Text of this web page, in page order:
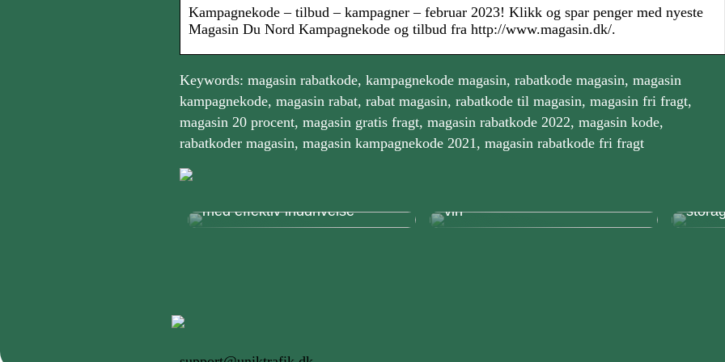
Kampagnekode – tilbud – kampagner – februar 2023! Klikk og spar penger med nyeste
Magasin Du Nord Kampagnekode og tilbud fra http://www.magasin.dk/.
Keywords: magasin rabatkode, kampagnekode magasin, rabatkode magasin, magasin
kampagnekode, magasin rabat, rabat magasin, rabatkode til magasin, magasin fri fragt,
magasin 20 procent, magasin gratis fragt, magasin rabatkode 2022, magasin kode,
rabatkoder magasin, magasin kampagnekode 2021, magasin rabatkode fri fragt
med effektiv inddrivelse
vin